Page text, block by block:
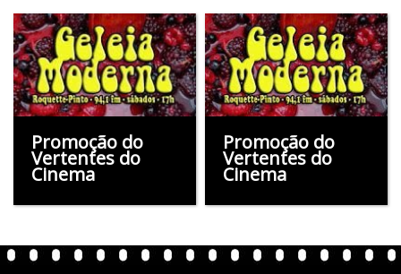
Promoção do
Vertentes do
Cinema
Promoção do
Vertentes do
Cinema